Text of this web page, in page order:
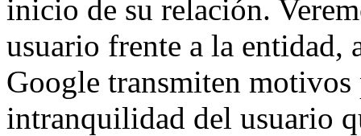
inicio de su relación.
usuario frente a la entidad,
Google transmiten
intranquilidad del usuario